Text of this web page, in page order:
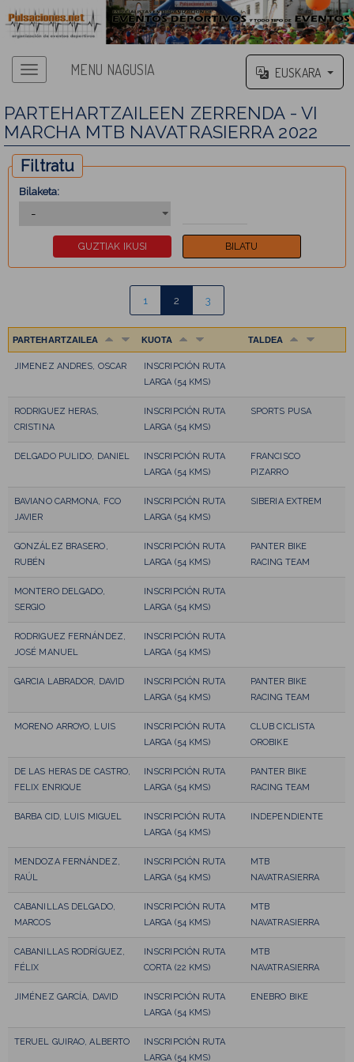
MENU NAGUSIA EUSKARA
PARTEHARTZAILEEN ZERRENDA - VI
MARCHA MTB NAVATRASIERRA 2022
Filtratu
Bilaketa:
1 2 3
PARTEHARTZAILEA KUOTA TALDEA
JIMENEZ ANDRES, OSCAR
INSCRIPCIÓN RUTA
LARGA (54 KMS)
RODRIGUEZ HERAS,
CRISTINA
INSCRIPCIÓN RUTA
LARGA (54 KMS)
SPORTS PUSA
DELGADO PULIDO, DANIEL
INSCRIPCIÓN RUTA
LARGA (54 KMS)
FRANCISCO
PIZARRO
BAVIANO CARMONA, FCO
JAVIER
INSCRIPCIÓN RUTA
LARGA (54 KMS)
SIBERIA EXTREM
GONZÁLEZ BRASERO,
RUBÉN
INSCRIPCIÓN RUTA
LARGA (54 KMS)
PANTER BIKE
RACING TEAM
MONTERO DELGADO,
SERGIO
INSCRIPCIÓN RUTA
LARGA (54 KMS)
RODRIGUEZ FERNÁNDEZ,
JOSÉ MANUEL
INSCRIPCIÓN RUTA
LARGA (54 KMS)
GARCIA LABRADOR, DAVID
INSCRIPCIÓN RUTA
LARGA (54 KMS)
PANTER BIKE
RACING TEAM
MORENO ARROYO, LUIS
INSCRIPCIÓN RUTA
LARGA (54 KMS)
CLUB CICLISTA
OROBIKE
DE LAS HERAS DE CASTRO,
FELIX ENRIQUE
INSCRIPCIÓN RUTA
LARGA (54 KMS)
PANTER BIKE
RACING TEAM
BARBA CID, LUIS MIGUEL
INSCRIPCIÓN RUTA
LARGA (54 KMS)
INDEPENDIENTE
MENDOZA FERNÁNDEZ,
RAÚL
INSCRIPCIÓN RUTA
LARGA (54 KMS)
MTB
NAVATRASIERRA
CABANILLAS DELGADO,
MARCOS
INSCRIPCIÓN RUTA
LARGA (54 KMS)
MTB
NAVATRASIERRA
CABANILLAS RODRÍGUEZ,
FÉLIX
INSCRIPCIÓN RUTA
CORTA (22 KMS)
MTB
NAVATRASIERRA
JIMÉNEZ GARCÍA, DAVID
INSCRIPCIÓN RUTA
LARGA (54 KMS)
ENEBRO BIKE
TERUEL GUIRAO, ALBERTO
INSCRIPCIÓN RUTA
LARGA (54 KMS)